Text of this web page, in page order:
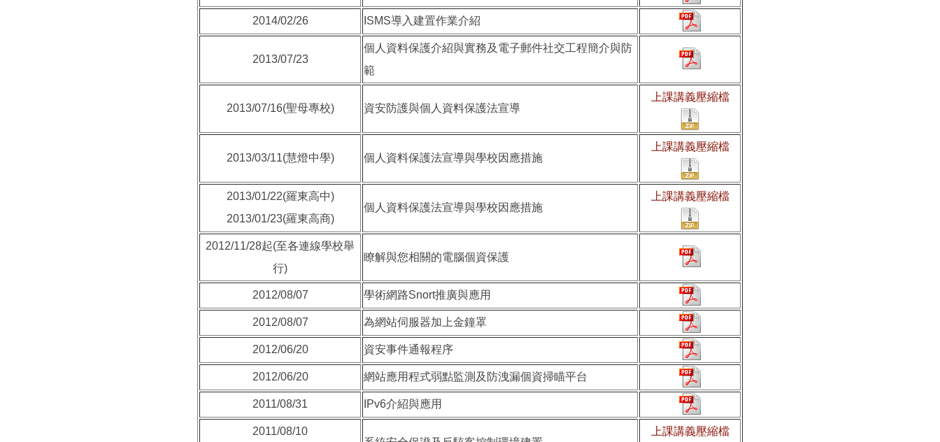
2014/02/26 ISMS導入建置作業介紹
2013/07/23
個人資料保護介紹與實務及電子郵件社交工程簡介與防
範
2013/07/16(聖母專校) 資安防護與個人資料保護法宣導
上課講義壓縮檔
2013/03/11(慧燈中學) 個人資料保護法宣導與學校因應措施
上課講義壓縮檔
2013/01/22(羅東高中)
2013/01/23(羅東高商)
個人資料保護法宣導與學校因應措施
上課講義壓縮檔
2012/11/28起(至各連線學校舉
行)
瞭解與您相關的電腦個資保護
2012/08/07 學術網路Snort推廣與應用
2012/08/07 為網站伺服器加上金鐘罩
2012/06/20 資安事件通報程序
2012/06/20 網站應用程式弱點監測及防洩漏個資掃瞄平台
2011/08/31 IPv6介紹與應用
2011/08/10
上課講義壓縮檔